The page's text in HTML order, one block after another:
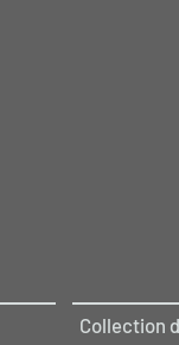
Collection